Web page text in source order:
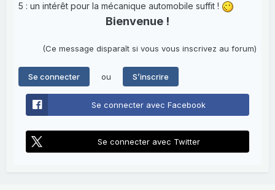
5 : un intérêt pour la mécanique automobile suffit !
Bienvenue !
(Ce message disparaît si vous vous inscrivez au forum)
Se connecter ou S’inscrire
Se connecter avec Facebook
Se connecter avec Twitter